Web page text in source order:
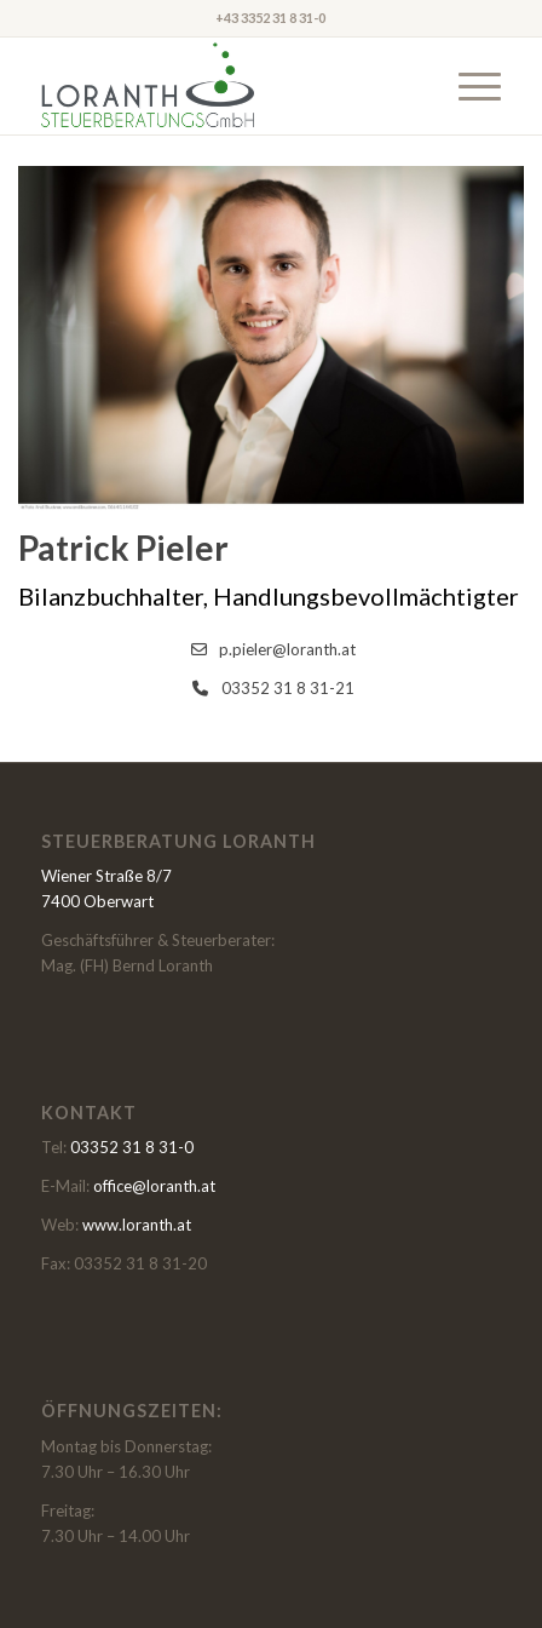
+43 3352 31 8 31-0
Patrick Pieler
Bilanzbuchhalter, Handlungsbevollmächtigter
p.pieler@loranth.at
03352 31 8 31-21
STEUERBERATUNG LORANTH
Wiener Straße 8/7
7400 Oberwart
Geschäftsführer & Steuerberater:
Mag. (FH) Bernd Loranth
KONTAKT
Tel: 03352 31 8 31-0
E-Mail: office@loranth.at
Web: www.loranth.at
Fax: 03352 31 8 31-20
ÖFFNUNGSZEITEN:
Montag bis Donnerstag:
7.30 Uhr – 16.30 Uhr
Freitag:
7.30 Uhr – 14.00 Uhr